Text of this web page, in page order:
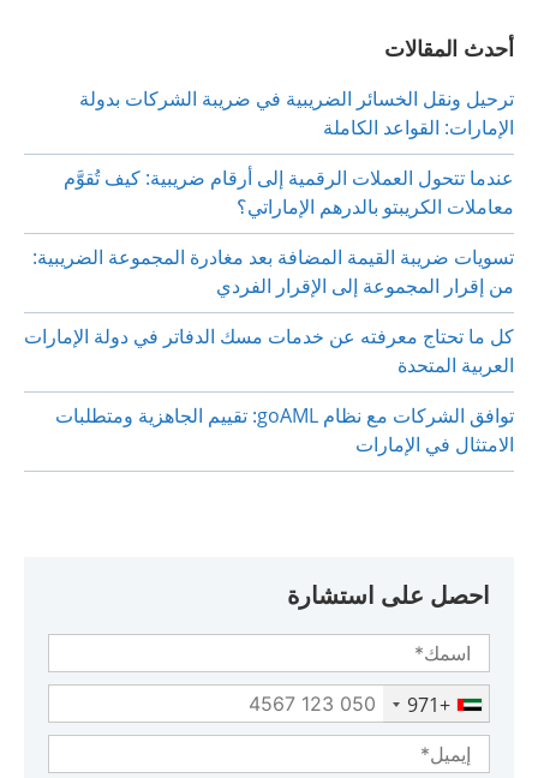
أحدث المقالات
ترحيل ونقل الخسائر الضريبية في ضريبة الشركات بدولة
الإمارات: القواعد الكاملة
عندما تتحول العملات الرقمية إلى أرقام ضريبية: كيف تُقوَّم
معاملات الكريبتو بالدرهم الإماراتي؟
تسويات ضريبة القيمة المضافة بعد مغادرة المجموعة الضريبية:
من إقرار المجموعة إلى الإقرار الفردي
كل ما تحتاج معرفته عن خدمات مسك الدفاتر في دولة الإمارات
العربية المتحدة
توافق الشركات مع نظام goAML: تقييم الجاهزية ومتطلبات
الامتثال في الإمارات
احصل على استشارة
+971